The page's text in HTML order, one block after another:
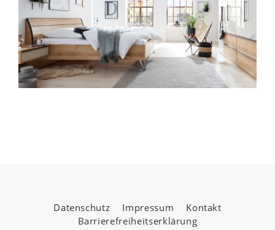
Datenschutz Impressum
Kontakt
Barrierefreiheitserklärung